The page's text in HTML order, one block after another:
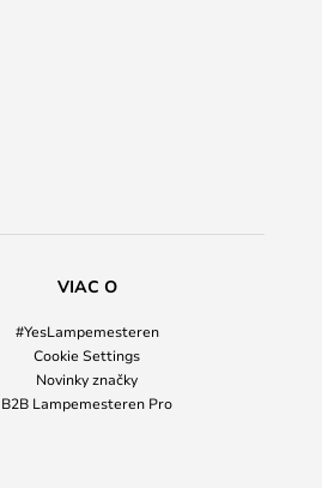
VIAC O
#YesLampemesteren
Cookie Settings
Novinky značky
B2B Lampemesteren Pro